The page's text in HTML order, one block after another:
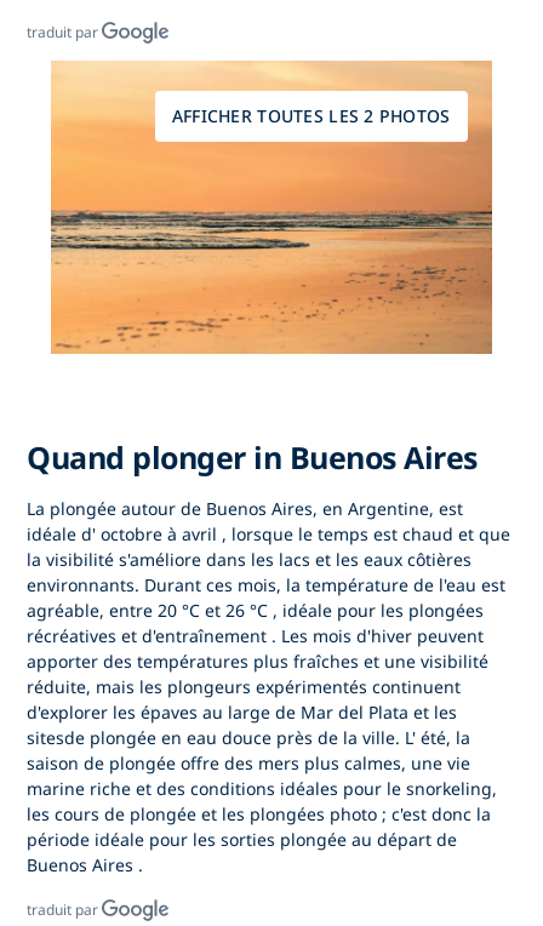
traduit par
AFFICHER TOUTES LES 2 PHOTOS
Quand plonger in Buenos Aires
La plongée autour de Buenos Aires, en Argentine, est
idéale d'octobre à avril , lorsque letemps est chaud et que
la visibilité s'améliore dans les lacs et les eaux côtières
environnants. Durant ces mois, la température de l'eau est
agréable, entre 20 °C et 26 °C , idéale pour les plongées
récréatives et d'entraînement . Les mois d'hiver peuvent
apporter des températures plus fraîches et une visibilité
réduite, mais les plongeurs expérimentés continuent
d'explorer les épaves au large de Mar del Plata et les
sitesde plongée en eau douce près de la ville. L'été, la
saison de plongée offre des mers plus calmes, une vie
marine riche et des conditions idéales pour le snorkeling,
les cours de plongée et les plongées photo ; c'est donc la
période idéale pour les sorties plongée au départ de
Buenos Aires .
traduit par